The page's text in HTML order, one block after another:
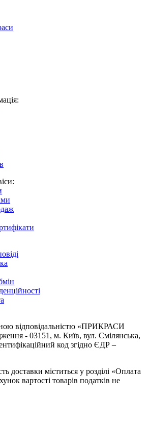
вiдповiдальнiстю «ПРИКРАСИ
- 03151, м. Київ, вул. Смілянська,
код згідно ЄДР –
доставки міститься у розділі «Оплата
вартості товарів податків не